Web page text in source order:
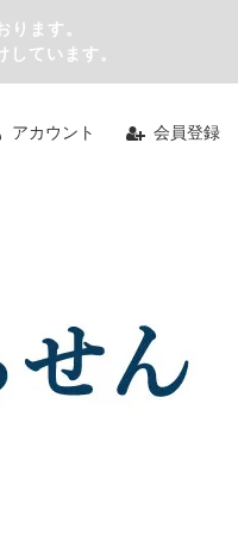
ます。
ています。
アカウント 会員登録